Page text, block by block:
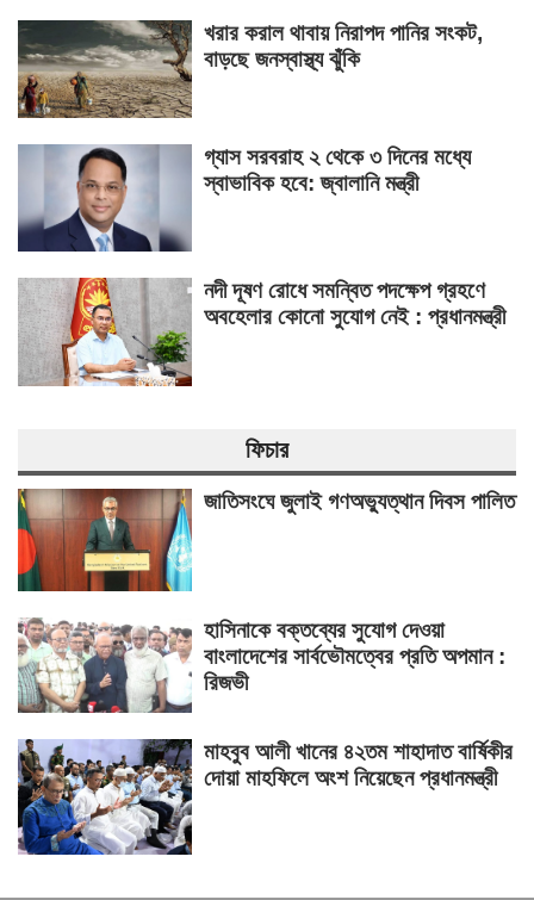
খরার করাল থাবায় নিরাপদ পানির সংকট,
বাড়ছে জনস্বাস্থ্য ঝুঁকি
গ্যাস সরবরাহ ২ থেকে ৩ দিনের মধ্যে
স্বাভাবিক হবে: জ্বালানি মন্ত্রী
নদী দূষণ রোধে সমন্বিত পদক্ষেপ গ্রহণে
অবহেলার কোনো সুযোগ নেই : প্রধানমন্ত্রী
ফিচার
জাতিসংঘে জুলাই গণঅভ্যুত্থান দিবস পালিত
হাসিনাকে বক্তব্যের সুযোগ দেওয়া
বাংলাদেশের সার্বভৌমত্বের প্রতি অপমান :
রিজভী
মাহবুব আলী খানের ৪২তম শাহাদাত বার্ষিকীর
দোয়া মাহফিলে অংশ নিয়েছেন প্রধানমন্ত্রী